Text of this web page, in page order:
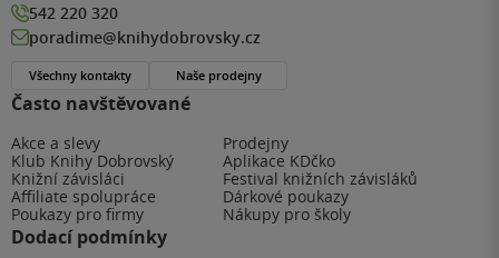
Často navštěvované
Akce a slevy
Prodejny
Klub Knihy Dobrovský
Aplikace KDčko
Knižní závisláci
Festival knižních závisláků
Affiliate spolupráce
Dárkové poukazy
Poukazy pro firmy
Nákupy pro školy
Dodací podmínky
542 220 320
poradime@knihydobrovsky.cz
Všechny kontakty Naše prodejny